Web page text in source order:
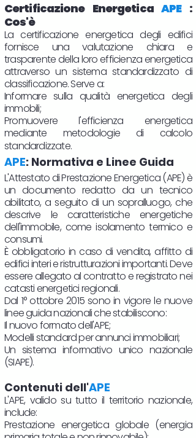
Certificazione EnergeticaAPE:
Cos'è
La certificazione energetica degli edifici
fornisce una valutazione chiara e
trasparente della loro efficienza energetica
attraverso un sistema standardizzato di
classificazione. Serve a:
Informare sulla qualità energetica degli
immobili;
Promuovere l'efficienza energetica
mediante metodologie di calcolo
standardizzate.
APE: Normativa e Linee Guida
L'Attestato di Prestazione Energetica (APE) è
un documento redatto da un tecnico
abilitato, a seguito di un sopralluogo, che
descrive le caratteristiche energetiche
dell'immobile, come isolamento termico e
consumi.
È obbligatorio in caso di vendita, affitto di
edifici interi e ristrutturazioni importanti. Deve
essere allegato al contratto e registrato nei
catasti energetici regionali.
Dal 1° ottobre 2015 sono in vigore le nuove
linee guida nazionali che stabiliscono:
Il nuovo formato dell'APE;
Modelli standard per annunci immobiliari;
Un sistema informativo unico nazionale
(SIAPE).
Contenuti dell'APE
L'APE, valido su tutto il territorio nazionale,
include:
Prestazione energetica globale (energia